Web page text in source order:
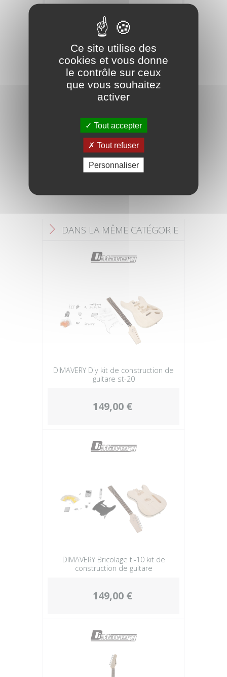
L'AVIS DES ZIKOS
Retour
Produit précédent
Produit suivant
F DANS LA MÊME CATÉGORIE
DIMAVERY Diy kit de construction de
guitare st-20
149,00 €
DIMAVERY Bricolage tl-10 kit de
construction de guitare
149,00 €
Ce site utilise des
cookies et vous donne
le contrôle sur ceux
que vous souhaitez
activer
Tout accepter
Tout refuser
Personnaliser